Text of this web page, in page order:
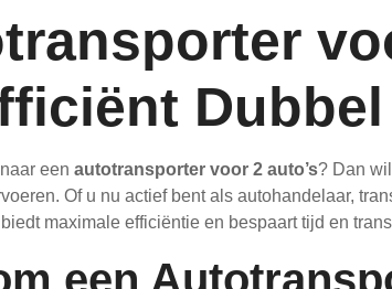
een autotransporter voor 2 auto’s? Dan
Of u nu actief bent als autohandelaar,
maximale efficiëntie en bespaart tijd en
een